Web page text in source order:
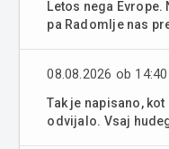
Letos nega
pa Radomlje nas
08.08.2026 ob
Tak je napisano,
odvijalo. Vsaj